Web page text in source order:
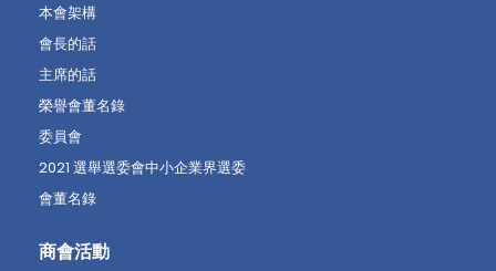
本會架構
會長的話
主席的話
榮譽會董名錄
委員會
2021 選舉選委會中小企業界選委
會董名錄
商會活動